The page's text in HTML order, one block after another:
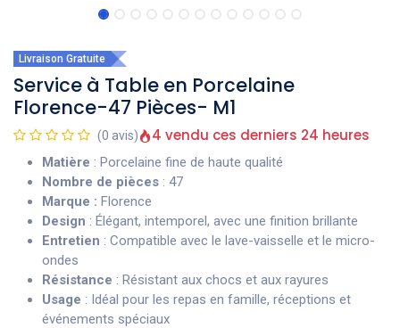
Livraison Gratuite
Service à Table en Porcelaine
Florence-47 Pièces- M1
(0 avis) 4 vendu ces derniers 24 heures
Matière : Porcelaine fine de haute qualité
Nombre de pièces : 47
Marque : Florence
Design : Élégant, intemporel, avec une finition brillante
Entretien : Compatible avec le lave-vaisselle et le micro-
ondes
Résistance : Résistant aux chocs et aux rayures
Usage : Idéal pour les repas en famille, réceptions et
événements spéciaux